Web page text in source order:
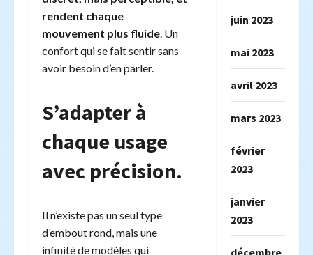
rendent chaque
mouvement plus fluide. Un
confort qui se fait sentir sans
avoir besoin d’en parler.
S’adapter à
chaque usage
avec précision.
Il n’existe pas un seul type
d’embout rond, mais une
infinité de modèles qui
juin 2023
mai 2023
avril 2023
mars 2023
février
2023
janvier
2023